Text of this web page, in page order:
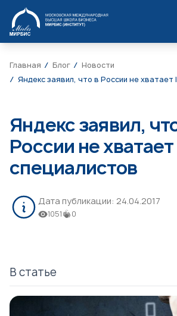
МИРБИС
Главная Блог
Новости
Яндекс заявил, что в России не хватает
Яндекс заявил,
России не хватает
специалистов
Дата публикации: 24.04.2017
1051 0
В статье